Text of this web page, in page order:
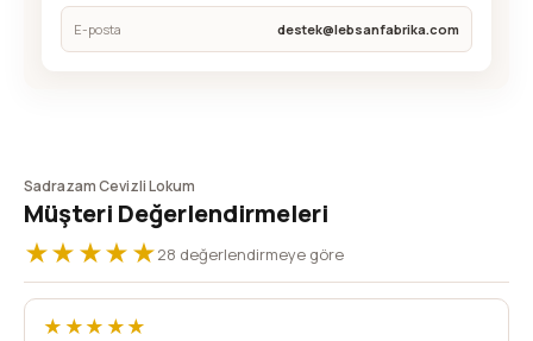
E-posta destek@lebsanfabrika.com
Sadrazam Cevizli Lokum
Müşteri Değerlendirmeleri
★★★★★28 değerlendirmeye göre
★★★★★